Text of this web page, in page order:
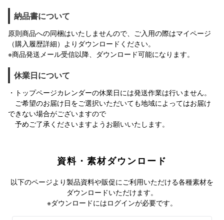
納品書について
原則商品への同梱はいたしませんので、ご入用の際はマイページ
（購入履歴詳細）よりダウンロードください。
※商品発送メール受信以降、ダウンロード可能になります。
休業日について
・トップページカレンダーの休業日には発送作業は行いません。
ご希望のお届け日をご選択いただいても地域によってはお届け
できない場合がございますので
予めご了承くださいますようお願いいたします。
資料・素材ダウンロード
以下のページより製品資料や販促にご利用いただける各種素材を
ダウンロードいただけます。
※ダウンロードにはログインが必要です。